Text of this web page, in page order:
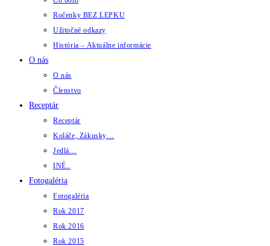
Ročenky BEZ LEPKU
Užitočné odkazy
História – Aktuálne informácie
O nás
O nás
Členstvo
Receptár
Receptár
Koláče, Zákusky…
Jedlá…
INÉ..
Fotogaléria
Fotogaléria
Rok 2017
Rok 2016
Rok 2015